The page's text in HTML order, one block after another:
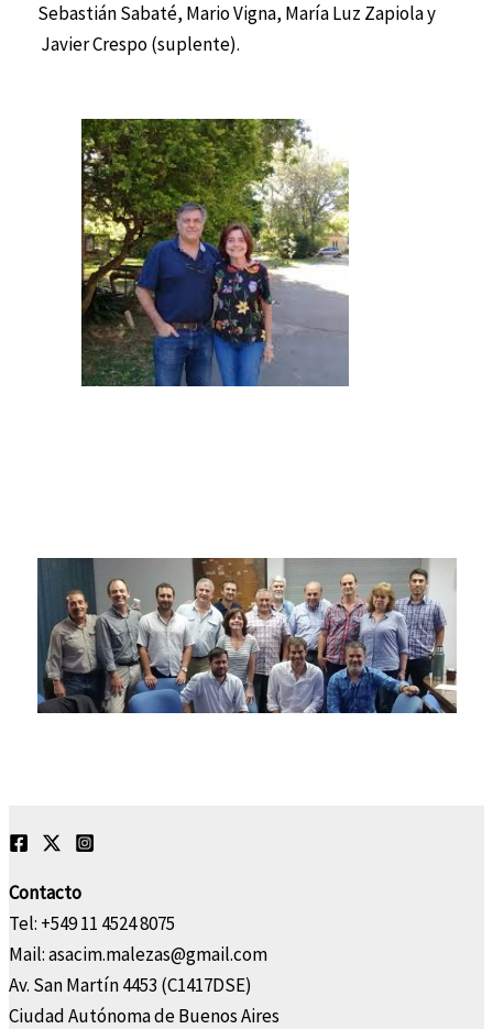
Sebastián Sabaté, Mario Vigna, María Luz Zapiola y
Javier Crespo (suplente).
Contacto
Tel: +549 11 4524 8075
Mail: asacim.malezas@gmail.com
Av. San Martín 4453 (C1417DSE)
Ciudad Autónoma de Buenos Aires